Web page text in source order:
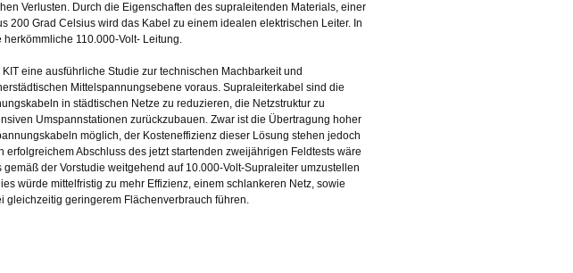
Verlusten. Durch die Eigenschaften des supraleitenden Materials, einer
200 Grad Celsius wird das Kabel zu einem idealen elektrischen Leiter. In
110.000-Volt- Leitung.
eine ausführliche Studie zur technischen Machbarkeit und
Mittelspannungsebene voraus. Supraleiterkabel sind die
in städtischen Netze zu reduzieren, die Netzstruktur zu
Umspannstationen zurückzubauen. Zwar ist die Übertragung hoher
möglich, der Kosteneffizienz dieser Lösung stehen jedoch
Abschluss des jetzt startenden zweijährigen Feldtests wäre
der Vorstudie weitgehend auf 10.000-Volt-Supraleiter umzustellen
würde mittelfristig zu mehr Effizienz, einem schlankeren Netz, sowie
geringerem Flächenverbrauch führen.